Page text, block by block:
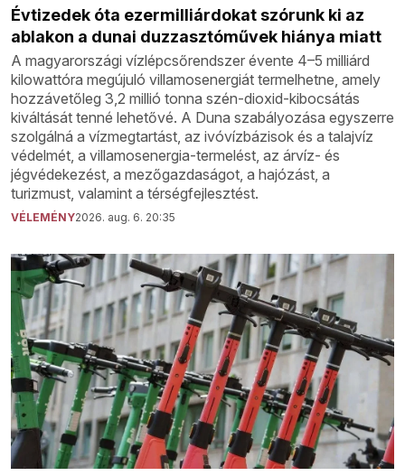
Évtizedek óta ezermilliárdokat szórunk ki az
ablakon a dunai duzzasztóművek hiánya miatt
A magyarországi vízlépcsőrendszer évente 4–5 milliárd
kilowattóra megújuló villamosenergiát termelhetne, amely
hozzávetőleg 3,2 millió tonna szén-dioxid-kibocsátás
kiváltását tenné lehetővé. A Duna szabályozása egyszerre
szolgálná a vízmegtartást, az ivóvízbázisok és a talajvíz
védelmét, a villamosenergia-termelést, az árvíz- és
jégvédekezést, a mezőgazdaságot, a hajózást, a
turizmust, valamint a térségfejlesztést.
VÉLEMÉNY2026. aug. 6. 20:35